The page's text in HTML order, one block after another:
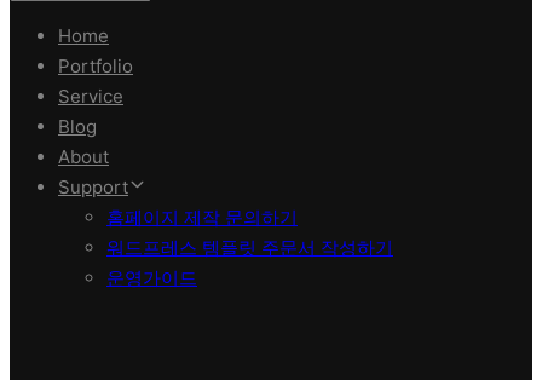
Home
Portfolio
Service
Blog
About
Support
홈페이지 제작 문의하기
워드프레스 템플릿 주문서 작성하기
운영가이드